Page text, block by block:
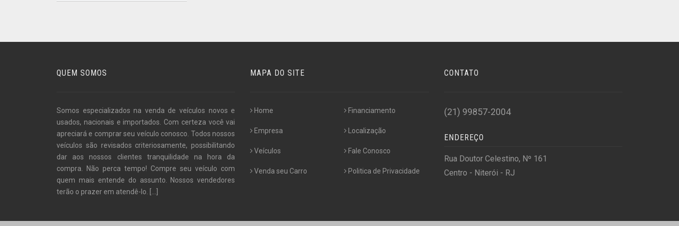
QUEM SOMOS
Somos especializados na venda de veículos novos e
usados, nacionais e importados. Com certeza você vai
apreciará e comprar seu veículo conosco. Todos nossos
veículos são revisados criteriosamente, possibilitando
dar aos nossos clientes tranquilidade na hora da
compra. Não perca tempo! Compre seu veículo com
quem mais entende do assunto. Nossos vendedores
terão o prazer em atendê-lo.
MAPA DO SITE
Home
Empresa
Veículos
Venda seu Carro
Financiamento
Localização
Fale Conosco
Politica de Privacidade
CONTATO
(21) 99857-2004
ENDEREÇO
Rua Doutor Celestino, Nº 161
Centro - Niterói - RJ